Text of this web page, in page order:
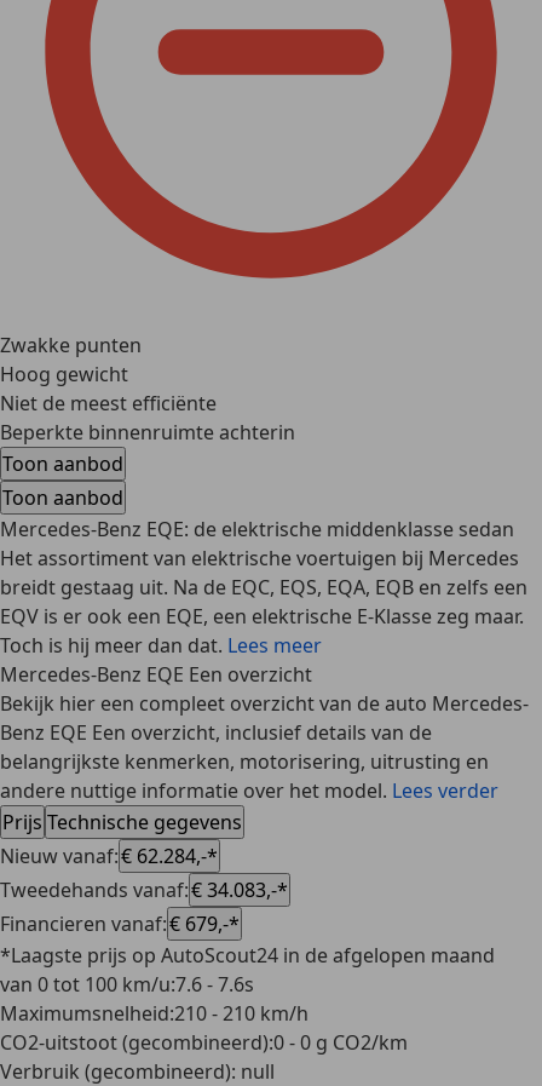
Zwakke punten
Hoog gewicht
Niet de meest efficiënte
Beperkte binnenruimte achterin
Toon aanbod
Toon aanbod
Mercedes-Benz EQE: de elektrische middenklasse sedan
Het assortiment van elektrische voertuigen bij Mercedes
breidt gestaag uit. Na de EQC, EQS, EQA, EQB en zelfs een
EQV is er ook een EQE, een elektrische E-Klasse zeg maar.
Toch is hij meer dan dat. Lees meer
Mercedes-Benz EQE Een overzicht
Bekijk hier een compleet overzicht van de auto Mercedes-
Benz EQE Een overzicht, inclusief details van de
belangrijkste kenmerken, motorisering, uitrusting en
andere nuttige informatie over het model. Lees verder
Prijs Technische gegevens
Nieuw vanaf:€ 62.284,-*
Tweedehands vanaf:€ 34.083,-*
Financieren vanaf:€ 679,-*
*Laagste prijs op AutoScout24 in de afgelopen maand
van 0 tot 100 km/u:7.6 - 7.6s
Maximumsnelheid:210 - 210 km/h
CO2-uitstoot (gecombineerd):0 - 0 g CO2/km
Verbruik (gecombineerd): null